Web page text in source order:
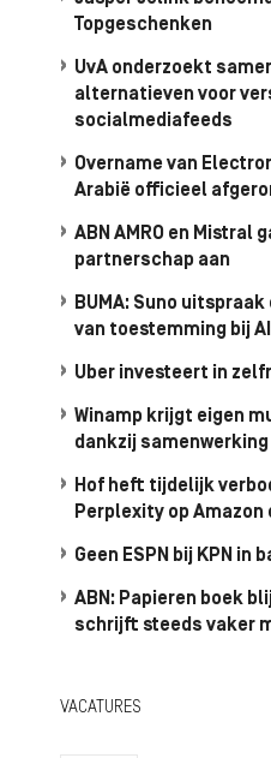
Topgeschenken
UvA onderzoekt
alternatieven voor
socialmediafeeds
Overname van
Arabië officieel
ABN AMRO en Mistral
partnerschap aan
BUMA: Suno
van toestemming bij
Uber investeert in
Winamp krijgt eigen
dankzij
Hof heft tijdelijk
Perplexity op Amazon
Geen ESPN bij KPN in
ABN: Papieren boek
schrijft steeds vaker
VACATURES